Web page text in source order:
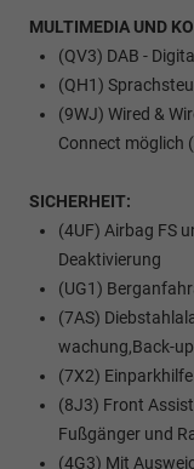
MULTIMEDIA UND
(QV3) DAB -
(QH1)
(9WJ) Wired &
Connect möglich
SICHERHEIT:
(4UF) Airbag FS
Deaktivierung
(UG1)
(7AS)
wachung,Back-
(7X2)
(8J3) Front
Fußgänger und
(4G3) Mit